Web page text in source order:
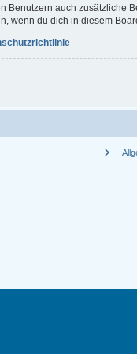
Benutzern auch zusätzliche
wenn du dich in diesem
chevron_right